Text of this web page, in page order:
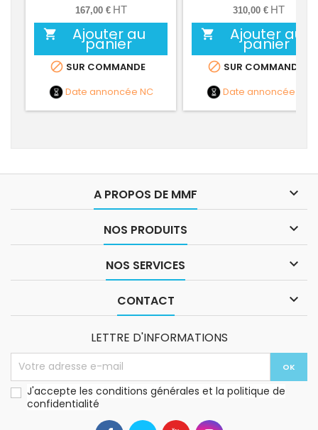
167,00 € HT
 Ajouter au
panier
 SUR COMMANDE
Date annoncée NC
310,00 € HT
 Ajouter au
panier
 SUR COMMANDE
Date annoncée
A PROPOS DE MMF 
NOS PRODUITS 
NOS SERVICES 
CONTACT 
LETTRE D'INFORMATIONS
J'accepte les conditions générales et la politique de
confidentialité